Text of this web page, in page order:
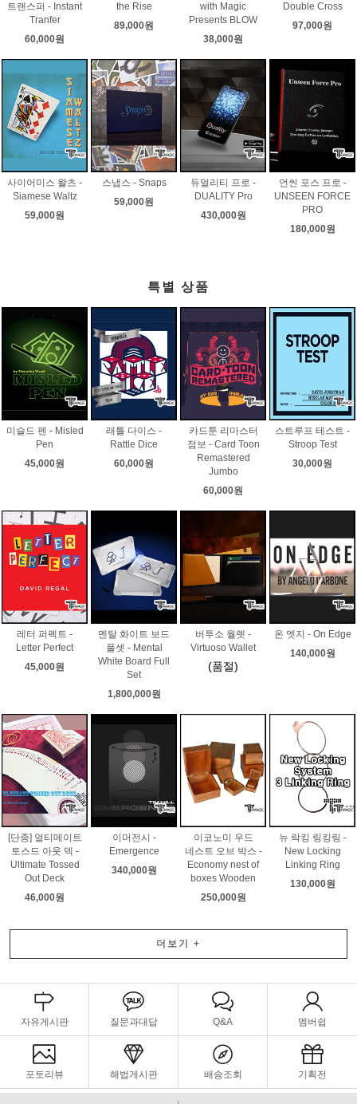
트랜스퍼 - Instant
Tranfer
60,000원
the Rise
89,000원
with Magic
Presents BLOW
38,000원
Double Cross
97,000원
사이어미스 왈츠 -
Siamese Waltz
59,000원
스냅스 - Snaps
59,000원
듀얼리티 프로 -
DUALITY Pro
430,000원
언씬 포스 프로 -
UNSEEN FORCE
PRO
180,000원
특별 상품
미슬드 펜 - Misled
Pen
45,000원
래틀 다이스 -
Rattle Dice
60,000원
카드툰 리마스터
점보 - Card Toon
Remastered
Jumbo
60,000원
스트루프 테스트 -
Stroop Test
30,000원
레터 퍼펙트 -
Letter Perfect
45,000원
멘탈 화이트 보드
풀셋 - Mental
White Board Full
Set
1,800,000원
버투소 월렛 -
Virtuoso Wallet
(품절)
온 엣지 - On Edge
140,000원
[단종] 얼티메이트
토스드 아웃 덱 -
Ultimate Tossed
Out Deck
46,000원
이머전시 -
Emergence
340,000원
이코노미 우드
네스트 오브 박스 -
Economy nest of
boxes Wooden
250,000원
뉴 락킹 링킹링 -
New Locking
Linking Ring
130,000원
더보기 +
자유게시판 질문과대답 Q&A 멤버쉽
포토리뷰 해법게시판 배송조회 기획전